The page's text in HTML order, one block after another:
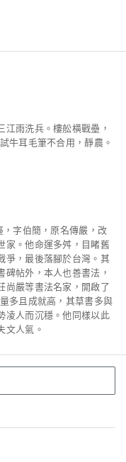
雨洗兵。樓舩橫戰壘，
牛耳毛筆不合用，靜農。
字伯簡，原名傳嚴，改
家。他命運多舛，目睹舊
爭，最後落腳於台灣。其
帖外，本人也善書法，
尚嚴等書法名家，開啟了
多且成就高，其草書多與
凌人而沉穩。他同樣以此
文人氣。